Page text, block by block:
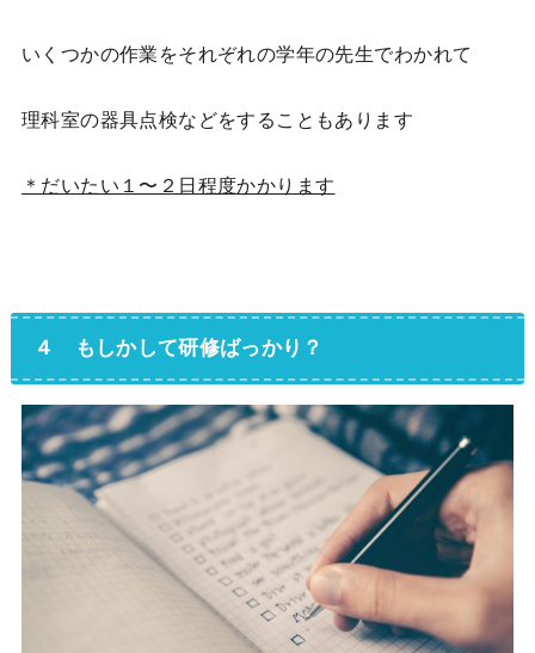
いくつかの作業をそれぞれの学年の先生でわかれて
理科室の器具点検などをすることもあります
＊だいたい１〜２日程度かかります
４ もしかして研修ばっかり？